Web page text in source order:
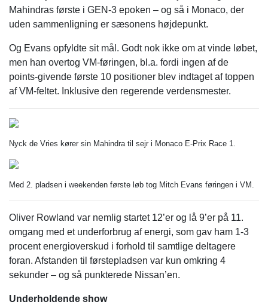
Mahindras første i GEN-3 epoken – og så i Monaco, der
uden sammenligning er sæsonens højdepunkt.
Og Evans opfyldte sit mål. Godt nok ikke om at vinde løbet,
men han overtog VM-føringen, bl.a. fordi ingen af de
points-givende første 10 positioner blev indtaget af toppen
af VM-feltet. Inklusive den regerende verdensmester.
Nyck de Vries kører sin Mahindra til sejr i Monaco E-Prix Race 1.
Med 2. pladsen i weekenden første løb tog Mitch Evans føringen i VM.
Oliver Rowland var nemlig startet 12’er og lå 9’er på 11.
omgang med et underforbrug af energi, som gav ham 1-3
procent energioverskud i forhold til samtlige deltagere
foran. Afstanden til førstepladsen var kun omkring 4
sekunder – og så punkterede Nissan’en.
Underholdende show